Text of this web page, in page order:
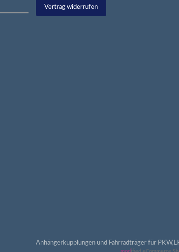
Vertrag widerrufen
Anhängerkupplungen und Fahrradträger für